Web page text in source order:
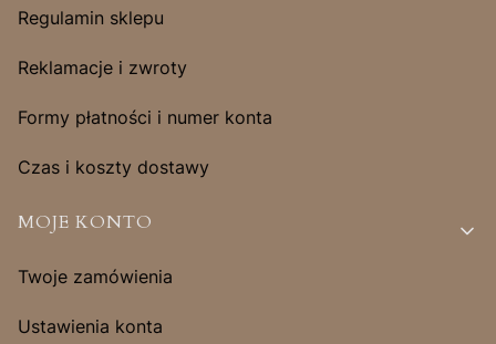
Regulamin sklepu
Reklamacje i zwroty
Formy płatności i numer konta
Czas i koszty dostawy
MOJE KONTO
Twoje zamówienia
Ustawienia konta